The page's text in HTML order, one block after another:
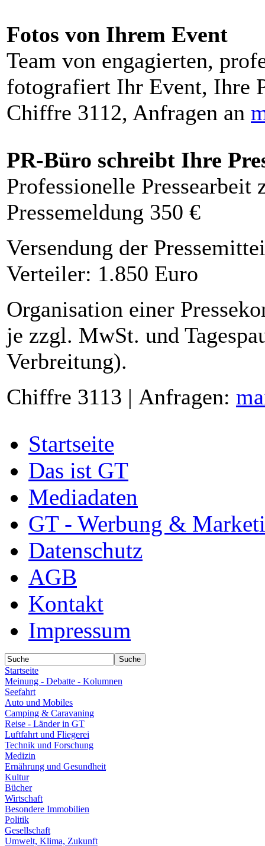
Fotos von Ihrem Event
Team von engagierten,
fotografiert Ihr Event, Ihre
Chiffre 3112, Anfragen an
PR-Büro schreibt Ihre
Professionelle Pressearbeit
Pressemeldung 350 €
Versendung der
Verteiler: 1.850 Euro
Organisation einer
je zzgl. MwSt. und
Verbreitung).
Chiffre 3113 | Anfragen:
Startseite
Das ist GT
Mediadaten
GT - Werbung &
Datenschutz
AGB
Kontakt
Impressum
Startseite
Meinung - Debatte - Kolumnen
Seefahrt
Auto und Mobiles
Camping & Caravaning
Reise - Länder in GT
Luftfahrt und Fliegerei
Technik und Forschung
Medizin
Ernährung und Gesundheit
Kultur
Bücher
Wirtschaft
Besondere Immobilien
Politik
Gesellschaft
Umwelt, Klima, Zukunft